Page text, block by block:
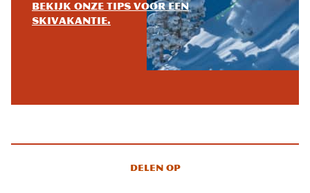
Bekijk onze tips voor een
skivakantie.
Delen op